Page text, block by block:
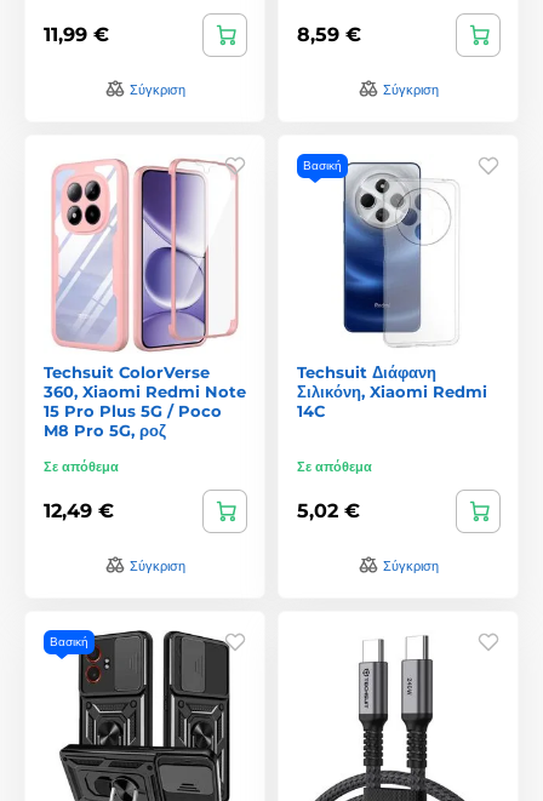
11,99 €
Σύγκριση
8,59 €
Σύγκριση
Techsuit ColorVerse
360, Xiaomi Redmi Note
15 Pro Plus 5G / Poco
M8 Pro 5G, ροζ
Σε απόθεμα
12,49 €
Σύγκριση
Βασική
Techsuit Διάφανη
Σιλικόνη, Xiaomi Redmi
14C
Σε απόθεμα
5,02 €
Σύγκριση
Βασική